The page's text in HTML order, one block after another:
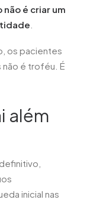
é criar um
os pacientes
é troféu. É
além
inicial nas